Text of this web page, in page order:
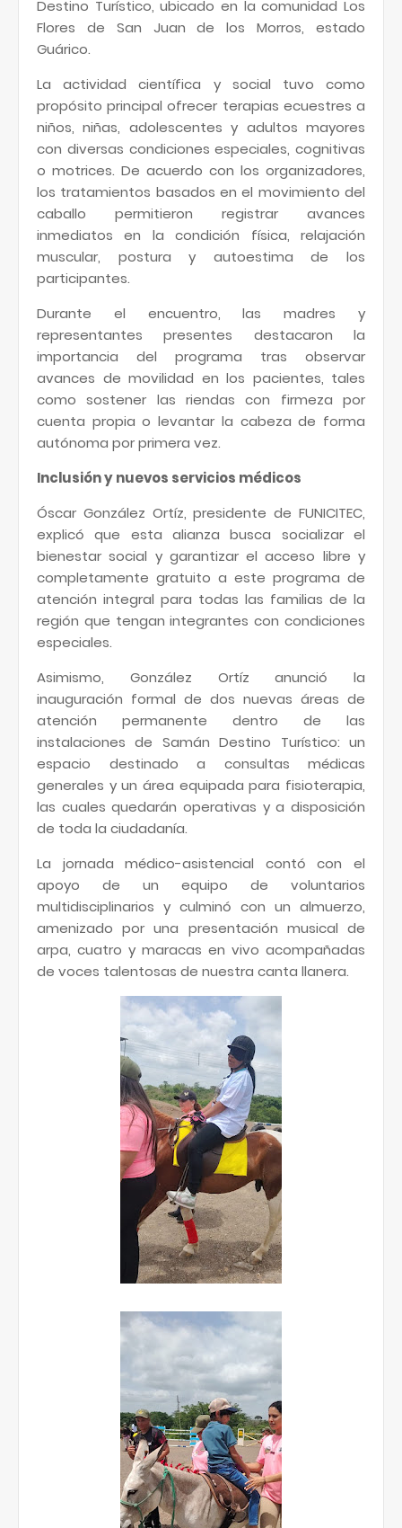
Destino Turístico, ubicado en la comunidad Los
Flores de San Juan de los Morros, estado
Guárico.
La actividad científica y social tuvo como
propósito principal ofrecer terapias ecuestres a
niños, niñas, adolescentes y adultos mayores
con diversas condiciones especiales, cognitivas
o motrices. De acuerdo con los organizadores,
los tratamientos basados en el movimiento del
caballo permitieron registrar avances
inmediatos en la condición física, relajación
muscular, postura y autoestima de los
participantes.
Durante el encuentro, las madres y
representantes presentes destacaron la
importancia del programa tras observar
avances de movilidad en los pacientes, tales
como sostener las riendas con firmeza por
cuenta propia o levantar la cabeza de forma
autónoma por primera vez.
Inclusión y nuevos servicios médicos
Óscar González Ortíz, presidente de FUNICITEC,
explicó que esta alianza busca socializar el
bienestar social y garantizar el acceso libre y
completamente gratuito a este programa de
atención integral para todas las familias de la
región que tengan integrantes con condiciones
especiales.
Asimismo, González Ortíz anunció la
inauguración formal de dos nuevas áreas de
atención permanente dentro de las
instalaciones de Samán Destino Turístico: un
espacio destinado a consultas médicas
generales y un área equipada para fisioterapia,
las cuales quedarán operativas y a disposición
de toda la ciudadanía.
La jornada médico-asistencial contó con el
apoyo de un equipo de voluntarios
multidisciplinarios y culminó con un almuerzo,
amenizado por una presentación musical de
arpa, cuatro y maracas en vivo acompañadas
de voces talentosas de nuestra canta llanera.